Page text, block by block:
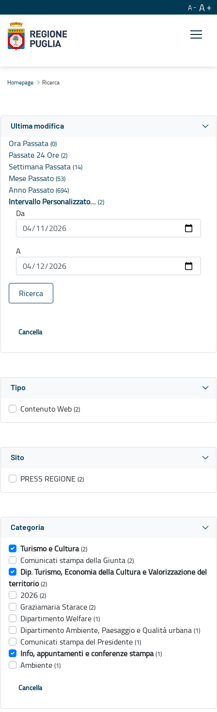
A A
Homepage Ricerca
Ultima modifica
Ora Passata (0)
Passate 24 Ore (2)
Settimana Passata (14)
Mese Passato (53)
Anno Passato (694)
Intervallo Personalizzato… (2)
Da
A
Ricerca
Cancella
Tipo
Contenuto Web (2)
Sito
PRESS REGIONE (2)
Categoria
Turismo e Cultura (2)
Comunicati stampa della Giunta (2)
Dip. Turismo, Economia della Cultura e Valorizzazione del
territorio (2)
2026 (2)
Graziamaria Starace (2)
Dipartimento Welfare (1)
Dipartimento Ambiente, Paesaggio e Qualità urbana (1)
Comunicati stampa del Presidente (1)
Info, appuntamenti e conferenze stampa (1)
Ambiente (1)
Cancella